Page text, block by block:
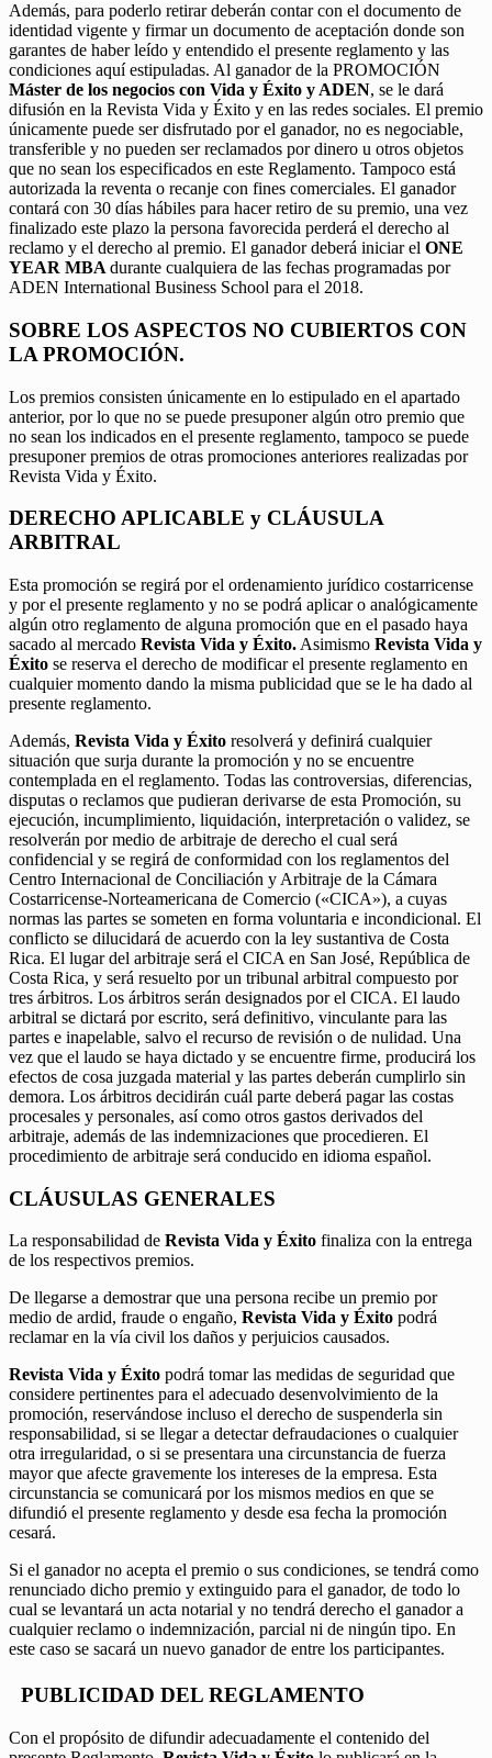
Además, para poderlo retirar deberán contar con el documento de
identidad vigente y firmar un documento de aceptación donde son
garantes de haber leído y entendido el presente reglamento y las
condiciones aquí estipuladas. Al ganador de la PROMOCIÓN
Máster de los negocios con Vida y Éxito y ADEN, se le dará
difusión en la Revista Vida y Éxito y en las redes sociales. El premio
únicamente puede ser disfrutado por el ganador, no es negociable,
transferible y no pueden ser reclamados por dinero u otros objetos
que no sean los especificados en este Reglamento. Tampoco está
autorizada la reventa o recanje con fines comerciales. El ganador
contará con 30 días hábiles para hacer retiro de su premio, una vez
finalizado este plazo la persona favorecida perderá el derecho al
reclamo y el derecho al premio. El ganador deberá iniciar el ONE
YEAR MBA durante cualquiera de las fechas programadas por
ADEN International Business School para el 2018.
SOBRE LOS ASPECTOS NO CUBIERTOS CON
LA PROMOCIÓN.
Los premios consisten únicamente en lo estipulado en el apartado
anterior, por lo que no se puede presuponer algún otro premio que
no sean los indicados en el presente reglamento, tampoco se puede
presuponer premios de otras promociones anteriores realizadas por
Revista Vida y Éxito.
DERECHO APLICABLE y CLÁUSULA
ARBITRAL
Esta promoción se regirá por el ordenamiento jurídico costarricense
y por el presente reglamento y no se podrá aplicar o analógicamente
algún otro reglamento de alguna promoción que en el pasado haya
sacado al mercado Revista Vida y Éxito. Asimismo Revista Vida y
Éxito se reserva el derecho de modificar el presente reglamento en
cualquier momento dando la misma publicidad que se le ha dado al
presente reglamento.
Además, Revista Vida y Éxito resolverá y definirá cualquier
situación que surja durante la promoción y no se encuentre
contemplada en el reglamento. Todas las controversias, diferencias,
disputas o reclamos que pudieran derivarse de esta Promoción, su
ejecución, incumplimiento, liquidación, interpretación o validez, se
resolverán por medio de arbitraje de derecho el cual será
confidencial y se regirá de conformidad con los reglamentos del
Centro Internacional de Conciliación y Arbitraje de la Cámara
Costarricense-Norteamericana de Comercio («CICA»), a cuyas
normas las partes se someten en forma voluntaria e incondicional. El
conflicto se dilucidará de acuerdo con la ley sustantiva de Costa
Rica. El lugar del arbitraje será el CICA en San José, República de
Costa Rica, y será resuelto por un tribunal arbitral compuesto por
tres árbitros. Los árbitros serán designados por el CICA. El laudo
arbitral se dictará por escrito, será definitivo, vinculante para las
partes e inapelable, salvo el recurso de revisión o de nulidad. Una
vez que el laudo se haya dictado y se encuentre firme, producirá los
efectos de cosa juzgada material y las partes deberán cumplirlo sin
demora. Los árbitros decidirán cuál parte deberá pagar las costas
procesales y personales, así como otros gastos derivados del
arbitraje, además de las indemnizaciones que procedieren. El
procedimiento de arbitraje será conducido en idioma español.
CLÁUSULAS GENERALES
La responsabilidad de Revista Vida y Éxito finaliza con la entrega
de los respectivos premios.
De llegarse a demostrar que una persona recibe un premio por
medio de ardid, fraude o engaño, Revista Vida y Éxito podrá
reclamar en la vía civil los daños y perjuicios causados.
Revista Vida y Éxito podrá tomar las medidas de seguridad que
considere pertinentes para el adecuado desenvolvimiento de la
promoción, reservándose incluso el derecho de suspenderla sin
responsabilidad, si se llegar a detectar defraudaciones o cualquier
otra irregularidad, o si se presentara una circunstancia de fuerza
mayor que afecte gravemente los intereses de la empresa. Esta
circunstancia se comunicará por los mismos medios en que se
difundió el presente reglamento y desde esa fecha la promoción
cesará.
Si el ganador no acepta el premio o sus condiciones, se tendrá como
renunciado dicho premio y extinguido para el ganador, de todo lo
cual se levantará un acta notarial y no tendrá derecho el ganador a
cualquier reclamo o indemnización, parcial ni de ningún tipo. En
este caso se sacará un nuevo ganador de entre los participantes.
PUBLICIDAD DEL REGLAMENTO
Con el propósito de difundir adecuadamente el contenido del